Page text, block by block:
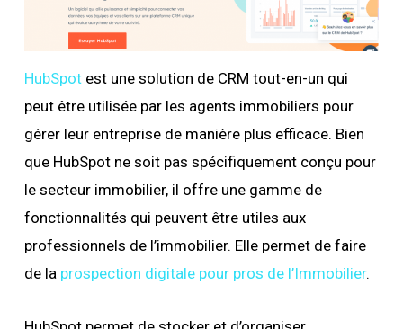
HubSpotest une solution de CRM tout-en-un qui
peut être utilisée par les agents immobiliers pour
gérer leur entreprise de manière plus efficace. Bien
que HubSpot ne soit pas spécifiquement conçu pour
le secteur immobilier, il offre une gamme de
fonctionnalités qui peuvent être utiles aux
professionnels de l’immobilier. Elle permet de faire
de la prospection digitale pour pros de l’Immobilier.